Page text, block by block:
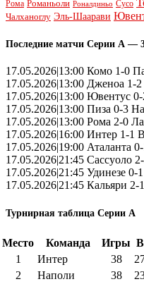
Рома Романьоли Роналдиньо Сусо
Чалханоглу Эль-Шаарави
Последние матчи Серии А —
17.05.2026|13:00 Комо 1-0
17.05.2026|13:00 Дженоа 1-
17.05.2026|13:00 Ювентус
17.05.2026|13:00 Пиза 0-3
17.05.2026|13:00 Рома 2-0
17.05.2026|16:00 Интер 1-1
17.05.2026|19:00 Аталанта
17.05.2026|21:45 Сассуоло
17.05.2026|21:45 Удинезе 0-
17.05.2026|21:45 Кальяри 2-
Турнирная таблица Серии А
Место Команда Игры В
1
Интер 38
2
Наполи 38